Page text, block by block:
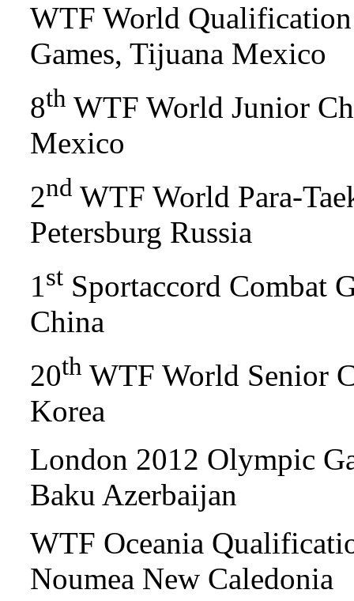
WTF World
Games, Tijuana Mexico
8th WTF World Junior
Mexico
2nd WTF World Para-
Petersburg Russia
1st Sportaccord Combat
China
20th WTF World Senior
Korea
London 2012 Olympic
Baku Azerbaijan
WTF Oceania
Noumea New Caledonia